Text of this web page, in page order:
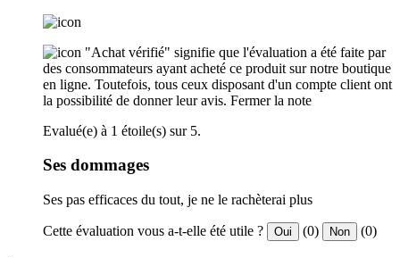
"Achat vérifié" signifie que l'évaluation a été faite par
des consommateurs ayant acheté ce produit sur notre boutique
en ligne. Toutefois, tous ceux disposant d'un compte client ont
la possibilité de donner leur avis. Fermer la note
Evalué(e) à 1 étoile(s) sur 5.
Ses dommages
Ses pas efficaces du tout, je ne le rachèterai plus
Cette évaluation vous a-t-elle été utile ? Oui (0) Non (0)